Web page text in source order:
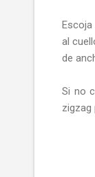
al
de
Si no
zigzag